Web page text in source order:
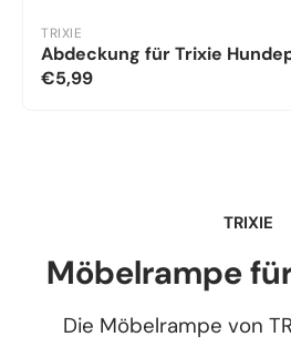
TRIXIE
Abdeckung für Trixie
€5,99
TRIXIE
Möbelrampe
Die Möbelrampe von